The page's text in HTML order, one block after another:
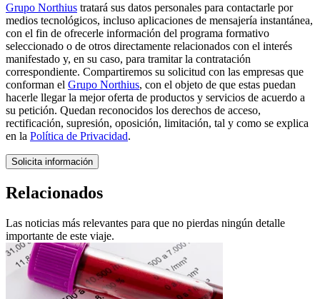
Grupo Northius tratará sus datos personales para contactarle por
medios tecnológicos, incluso aplicaciones de mensajería instantánea,
con el fin de ofrecerle información del programa formativo
seleccionado o de otros directamente relacionados con el interés
manifestado y, en su caso, para tramitar la contratación
correspondiente. Compartiremos su solicitud con las empresas que
conforman el Grupo Northius, con el objeto de que estas puedan
hacerle llegar la mejor oferta de productos y servicios de acuerdo a
su petición. Quedan reconocidos los derechos de acceso,
rectificación, supresión, oposición, limitación, tal y como se explica
en la Política de Privacidad.
Solicita información
Relacionados
Las noticias más relevantes para que no pierdas ningún detalle
importante de este viaje.